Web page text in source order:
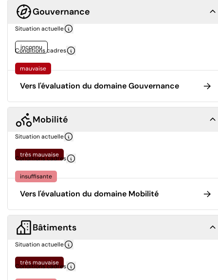
Gouvernance
Situation actuelle
inconnu
Conditions cadres
mauvaise
Vers l'évaluation du domaine Gouvernance
Mobilité
Situation actuelle
très mauvaise
Conditions cadres
insuffisante
Vers l'évaluation du domaine Mobilité
Bâtiments
Situation actuelle
très mauvaise
Conditions cadres